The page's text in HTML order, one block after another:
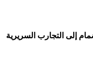
إلى التجارب السريرية